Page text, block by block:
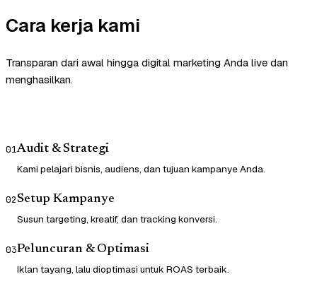
Cara kerja kami
Transparan dari awal hingga digital marketing Anda live dan
menghasilkan.
01Audit & Strategi
Kami pelajari bisnis, audiens, dan tujuan kampanye Anda.
02Setup Kampanye
Susun targeting, kreatif, dan tracking konversi.
03Peluncuran & Optimasi
Iklan tayang, lalu dioptimasi untuk ROAS terbaik.